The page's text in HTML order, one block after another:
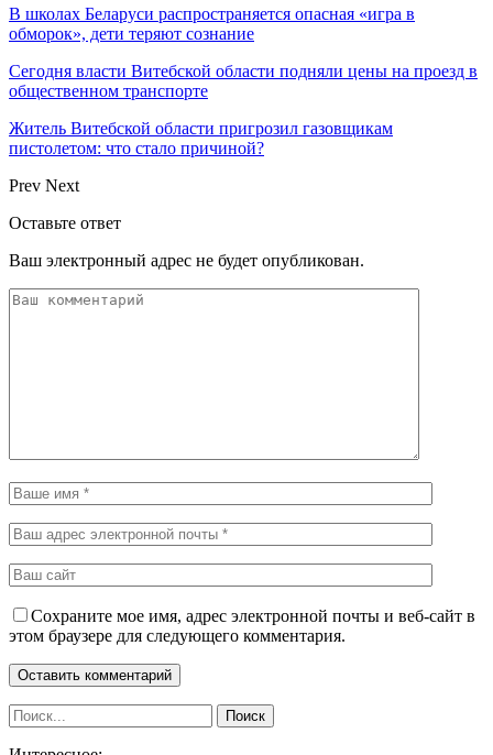
В школах Беларуси распространяется опасная «игра в
обморок», дети теряют сознание
Сегодня власти Витебской области подняли цены на проезд в
общественном транспорте
Житель Витебской области пригрозил газовщикам
пистолетом: что стало причиной?
Prev Next
Оставьте ответ
Ваш электронный адрес не будет опубликован.
Сохраните мое имя, адрес электронной почты и веб-сайт в
этом браузере для следующего комментария.